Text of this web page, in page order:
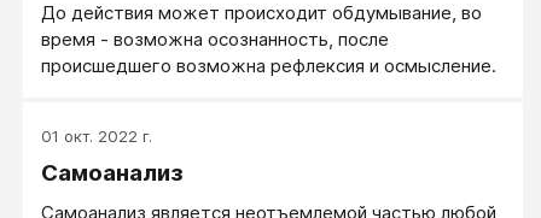
подмечать ценные факты «на ходу», в любых
ситуациях жизни, в процессе любой деятельности.
Наблюдательность предполагает постоянную
До действия может происходит обдумывание, во
время - возможна осознанность, после
происшедшего возможна рефлексия и осмысление.
01 окт. 2022 г.
Самоанализ
Самоанализ является неотъемлемой частью любой